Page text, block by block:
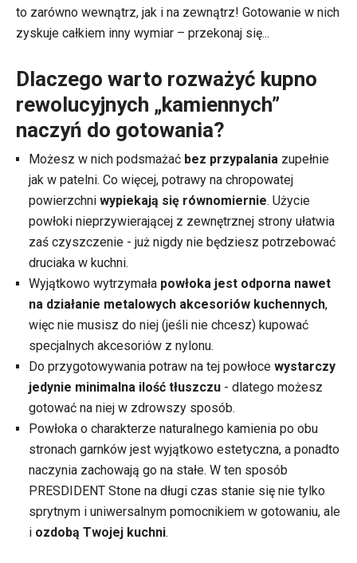
to zarówno wewnątrz, jak i na zewnątrz! Gotowanie w nich
zyskuje całkiem inny wymiar – przekonaj się...
Dlaczego warto rozważyć kupno
rewolucyjnych „kamiennych”
naczyń do gotowania?
Możesz w nich podsmażać bez przypalania zupełnie
jak w patelni. Co więcej, potrawy na chropowatej
powierzchni wypiekają się równomiernie. Użycie
powłoki nieprzywierającej z zewnętrznej strony ułatwia
zaś czyszczenie - już nigdy nie będziesz potrzebować
druciaka w kuchni.
Wyjątkowo wytrzymała powłoka jest odporna nawet
na działanie metalowych akcesoriów kuchennych,
więc nie musisz do niej (jeśli nie chcesz) kupować
specjalnych akcesoriów z nylonu.
Do przygotowywania potraw na tej powłoce wystarczy
jedynie minimalna ilość tłuszczu - dlatego możesz
gotować na niej w zdrowszy sposób.
Powłoka o charakterze naturalnego kamienia po obu
stronach garnków jest wyjątkowo estetyczna, a ponadto
naczynia zachowają go na stałe. W ten sposób
PRESDIDENT Stone na długi czas stanie się nie tylko
sprytnym i uniwersalnym pomocnikiem w gotowaniu, ale
i ozdobą Twojej kuchni.